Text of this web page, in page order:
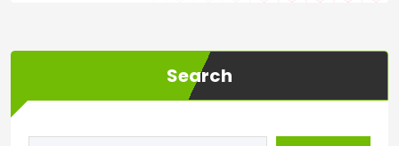
Search